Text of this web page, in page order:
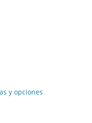
y opciones